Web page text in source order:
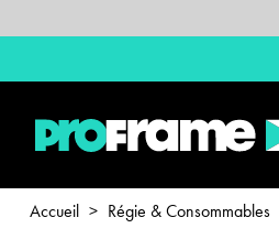
Accueil > Régie & Consommables